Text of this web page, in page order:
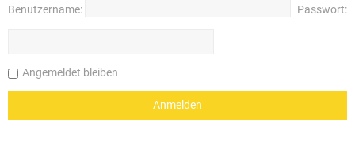
Benutzername: Passwort:
Angemeldet bleiben